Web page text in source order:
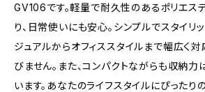
GV106です。軽量で耐久性のあるポリエス
り、日常使いにも安心。シンプルでスタイリ
ジュアルからオフィススタイルまで幅広く対
びません。また、コンパクトながらも収納力
います。あなたのライフスタイルにぴったり